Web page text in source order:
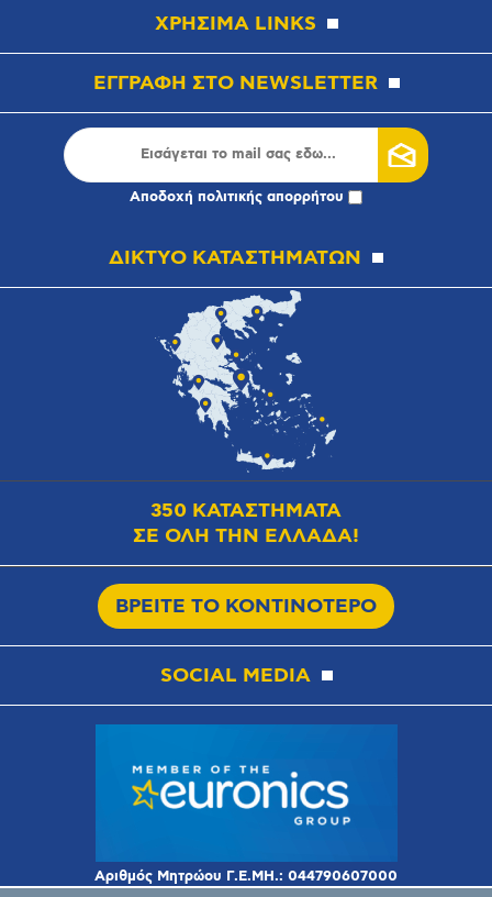
ΧΡΗΣΙΜΑ LINKS
ΕΓΓΡΑΦΗ ΣΤΟ NEWSLETTER
Αποδοχή πολιτικής απορρήτου
ΔΙΚΤΥΟ ΚΑΤΑΣΤΗΜΑΤΩΝ
350 ΚΑΤΑΣΤΗΜΑΤΑ
ΣΕ ΟΛΗ ΤΗΝ ΕΛΛΑΔΑ!
ΒΡΕΙΤΕ ΤΟ ΚΟΝΤΙΝΟΤΕΡΟ
SOCIAL MEDIA